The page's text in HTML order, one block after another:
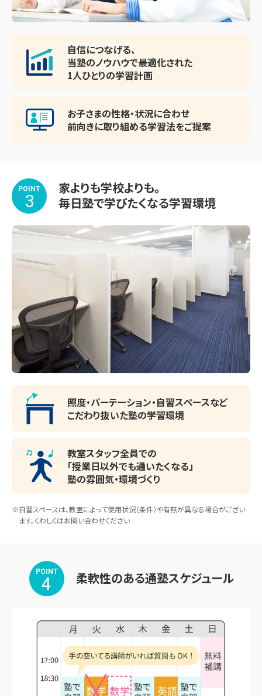
自信につなげる、
当塾のノウハウで最適化された
1人ひとりの学習計画
お子さまの性格・状況に合わせ
前向きに取り組める学習法をご提案
POINT
3
家よりも学校よりも。
毎日塾で学びたくなる学習環境
照度・パーテーション・自習スペースなど
こだわり抜いた塾の学習環境
教室スタッフ全員での
「授業日以外でも通いたくなる」
塾の雰囲気・環境づくり
※自習スペースは、教室によって使用状況（条件）や有無が異なる場合がござい
ます。くわしくはお問い合わせください
POINT
4 柔軟性のある通塾スケジュール